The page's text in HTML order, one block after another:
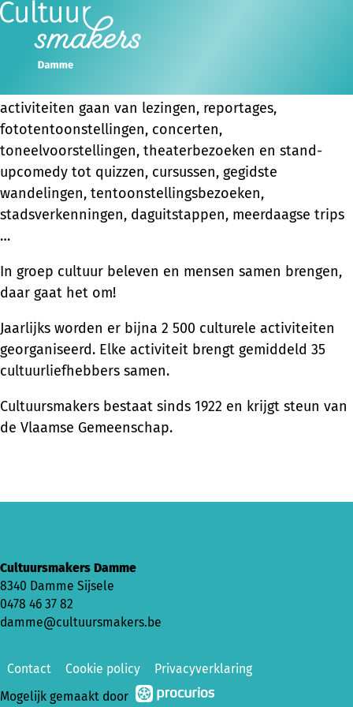
Wat is Cultuursmakers?
Cultuursmakers is een sociaal-culturele vereniging
waar groepen vrijwilligers kwaliteitsvolle en
activiteiten gaan van lezingen, reportages,
fototentoonstellingen, concerten,
toneelvoorstellingen, theaterbezoeken en stand-
upcomedy tot quizzen, cursussen, gegidste
wandelingen, tentoonstellingsbezoeken,
stadsverkenningen, daguitstappen, meerdaagse trips
…
In groep cultuur beleven en mensen samen brengen,
daar gaat het om!
Jaarlijks worden er bijna 2 500 culturele activiteiten
georganiseerd. Elke activiteit brengt gemiddeld 35
cultuurliefhebbers samen.
Cultuursmakers bestaat sinds 1922 en krijgt steun van
de Vlaamse Gemeenschap.
Cultuursmakers Damme
8340 Damme Sijsele
0478 46 37 82
damme@cultuursmakers.be
Contact Cookie policy
Privacyverklaring
Mogelijk gemaakt door